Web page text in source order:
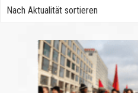
Nach Aktualität sortieren